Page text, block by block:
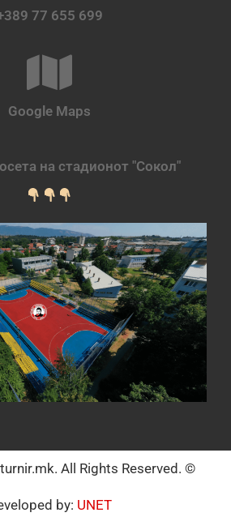
77 655 699
Google Maps
на стадионот "Сокол"
All Rights Reserved. ©
by: UNET